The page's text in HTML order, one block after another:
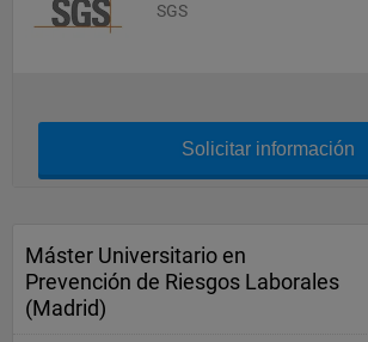
SGS
Solicitar información
Máster Universitario en
Prevención de Riesgos Laborales
(Madrid)